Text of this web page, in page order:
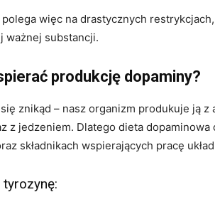
więc na drastycznych
ważnej substancji.
produkcję dopaminy?
znikąd – nasz organizm produkuje ją z
z jedzeniem. Dlatego dieta dopaminowa
składnikach wspierających pracę